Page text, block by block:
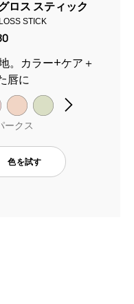
ロス スティック
STICK
唇に
ークス
色を試す